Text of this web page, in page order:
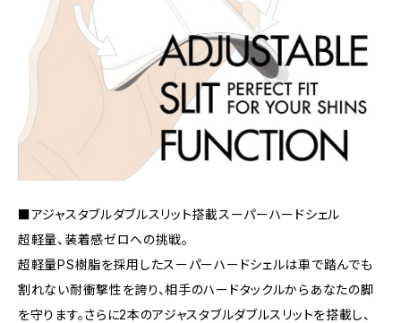
■アジャスタブルダブルスリット搭載スーパーハードシェル
超軽量、装着感ゼロへの挑戦。
超軽量PS樹脂を採用したスーパーハードシェルは車で踏んでも
割れない耐衝撃性を誇り、相手のハードタックルからあなたの脚
を守ります。さらに2本のアジャスタブルダブルスリットを搭載し、